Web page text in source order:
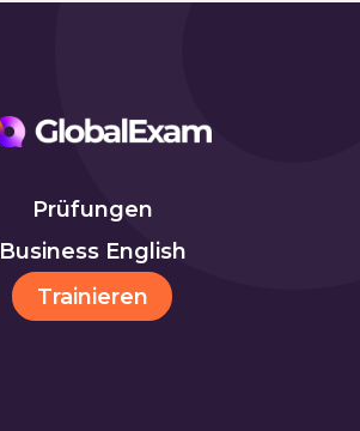
Prüfungen
Business English
Trainieren